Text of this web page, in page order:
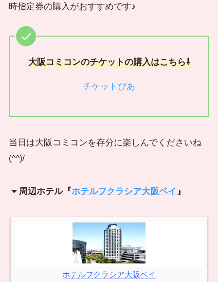
時指定券の購入がおすすめです♪
大阪コミコンのチケットの購入はこちら⇩
チケットぴあ
当日は大阪コミコンを存分に楽しんでくださいね
(^^)/
周辺ホテル『ホテルフクラシア大阪ベイ 』
ホテルフクラシア大阪ベイ